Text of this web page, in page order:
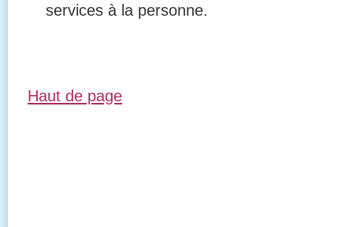
services à la personne.
Haut de page